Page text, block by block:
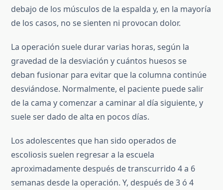
debajo de los músculos de la espalda y, en la mayoría
de los casos, no se sienten ni provocan dolor.
La operación suele durar varias horas, según la
gravedad de la desviación y cuántos huesos se
deban fusionar para evitar que la columna continúe
desviándose. Normalmente, el paciente puede salir
de la cama y comenzar a caminar al día siguiente, y
suele ser dado de alta en pocos días.
Los adolescentes que han sido operados de
escoliosis suelen regresar a la escuela
aproximadamente después de transcurrido 4 a 6
semanas desde la operación. Y, después de 3 ó 4